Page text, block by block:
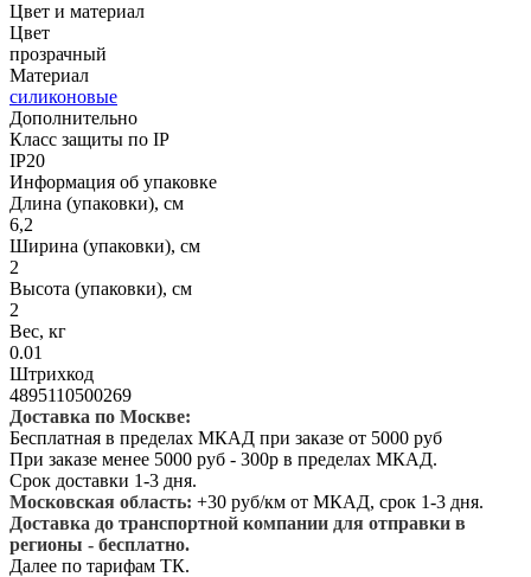
Цвет и материал
Цвет
прозрачный
Материал
силиконовые
Дополнительно
Класс защиты по IP
IP20
Информация об упаковке
Длина (упаковки), см
6,2
Ширина (упаковки), см
2
Высота (упаковки), см
2
Вес, кг
0.01
Штрихкод
4895110500269
Доставка по Москве:
Бесплатная в пределах МКАД при заказе от 5000 руб
При заказе менее 5000 руб - 300р в пределах МКАД.
Срок доставки 1-3 дня.
Московская область: +30 руб/км от МКАД, срок 1-3 дня.
Доставка до транспортной компании для отправки в
регионы - бесплатно.
Далее по тарифам ТК.